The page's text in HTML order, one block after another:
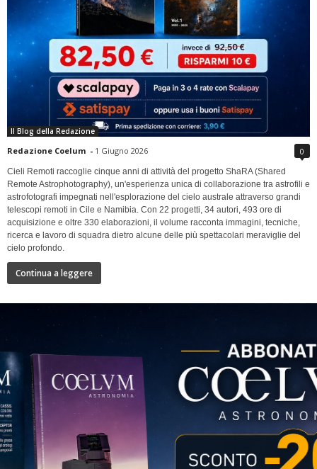
Il Blog della Redazione
Redazione Coelum - 1 Giugno 2026 0
Cieli Remoti raccoglie cinque anni di attività del progetto ShaRA (Shared
Remote Astrophotography), un'esperienza unica di collaborazione tra astrofili e
astrofotografi impegnati nell'esplorazione del cielo australe attraverso grandi
telescopi remoti in Cile e Namibia. Con 22 progetti, 34 autori, 493 ore di
acquisizione e oltre 330 elaborazioni, il volume racconta immagini, tecniche,
ricerca e lavoro di squadra dietro alcune delle più spettacolari meraviglie del
cielo profondo.
Continua a leggere